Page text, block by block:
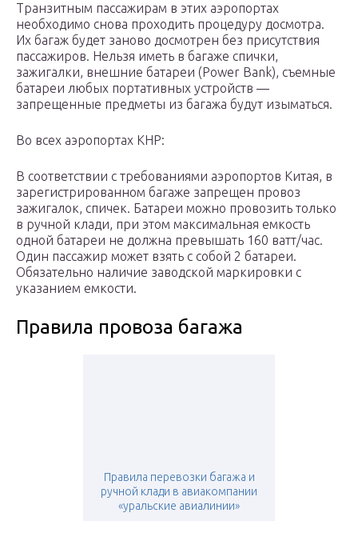
Транзитным пассажирам в этих аэропортах
необходимо снова проходить процедуру досмотра.
Их багаж будет заново досмотрен без присутствия
пассажиров. Нельзя иметь в багаже спички,
зажигалки, внешние батареи (Power Bank), съемные
батареи любых портативных устройств —
запрещенные предметы из багажа будут изыматься.
Во всех аэропортах КНР:
В соответствии с требованиями аэропортов Китая, в
зарегистрированном багаже запрещен провоз
зажигалок, спичек. Батареи можно провозить только
в ручной клади, при этом максимальная емкость
одной батареи не должна превышать 160 ватт/час.
Один пассажир может взять с собой 2 батареи.
Обязательно наличие заводской маркировки с
указанием емкости.
Правила провоза багажа
Правила перевозки багажа и
ручной клади в авиакомпании
«уральские авиалинии»